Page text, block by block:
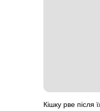
Кішку рве після